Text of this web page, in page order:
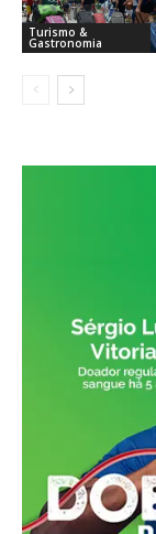
Turismo &
Gastronomia